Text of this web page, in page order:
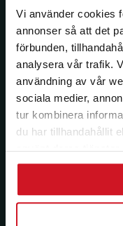
Vi använder cookies
annonser så att det
förbunden,
analysera vår trafik.
användning av vår
sociala medier,
tur kombinera
du har tillhandahållit
använt deras tjänster.